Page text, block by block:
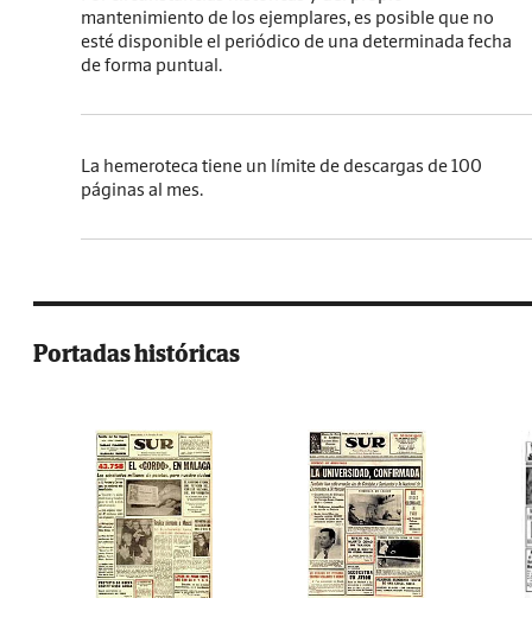
mantenimiento de los ejemplares, es posible que no
esté disponible el periódico de una determinada fecha
de forma puntual.
La hemeroteca tiene un límite de descargas de 100
páginas al mes.
Portadas históricas